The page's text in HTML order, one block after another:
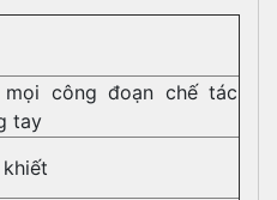
công đoạn chế tác
tay